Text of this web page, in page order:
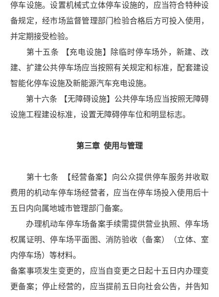
停车设施。设置机械式立体停车设施的，应当符合特种设
备规定，经市场监督管理部门检验合格后方可投入使用，
并定期接受检验。
第十五条 【充电设施】除临时停车场外，新建、改
建、扩建公共停车场应当按照有关规定和标准，配套建设
智能化停车设施及新能源汽车充电设施。
第十六条 【无障碍设施】公共停车场应当按照无障碍
设施工程建设标准，设置无障碍停车位和明显标志。
第三章 使用与管理
第十七条 【经营备案】向公众提供停车服务并收取
费用的机动车停车场经营者，应当在停车场投入使用后十
五日内向属地城市管理部门备案。
办理机动车停车场备案手续需提供营业执照、停车场
权属证明、停车场平面图、消防验收（备案）（立体、室
内停车场）等材料。
备案事项发生变更的，应当自变更之日起十五日内办理变
更备案；停止经营的，应当提前五日向社会公告，并告知